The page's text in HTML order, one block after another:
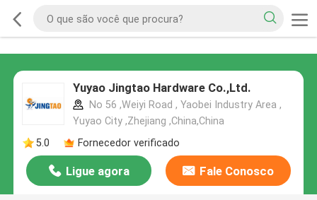
Yuyao Jingtao Hardware Co.,Ltd.
No 56 ,Weiyi Road , Yaobei Industry Area ,
Yuyao City ,Zhejiang ,China,China
5.0
Fornecedor verificado
Ligue agora Fale Conosco